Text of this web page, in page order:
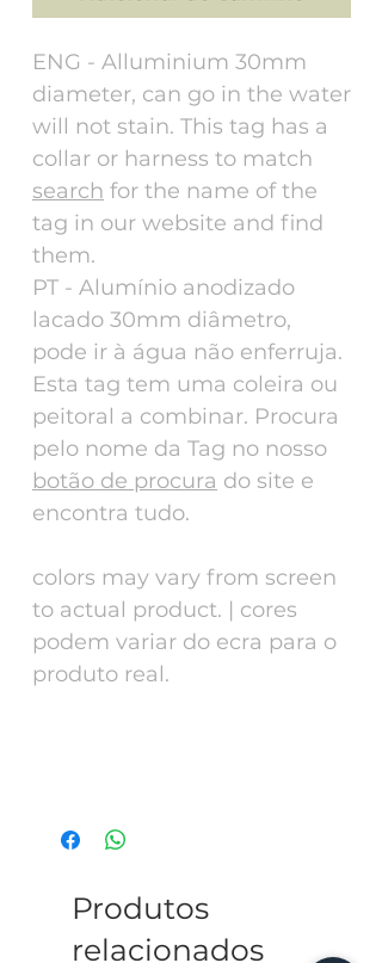
ENG - Alluminium 30mm
diameter, can go in the water
will not stain. This tag has a
collar or harness to match
search for the name of the
tag in our website and find
them.
PT - Alumínio anodizado
lacado 30mm diâmetro,
pode ir à água não enferruja.
Esta tag tem uma coleira ou
peitoral a combinar. Procura
pelo nome da Tag no nosso
botão de procura do site e
encontra tudo.
colors may vary from screen
to actual product. | cores
podem variar do ecra para o
produto real.
go in the water will not stain. This tag
has a collar or harness to match search
and find them.
PT - Alumínio anodizado lacado 30mm
Produtos
relacionados